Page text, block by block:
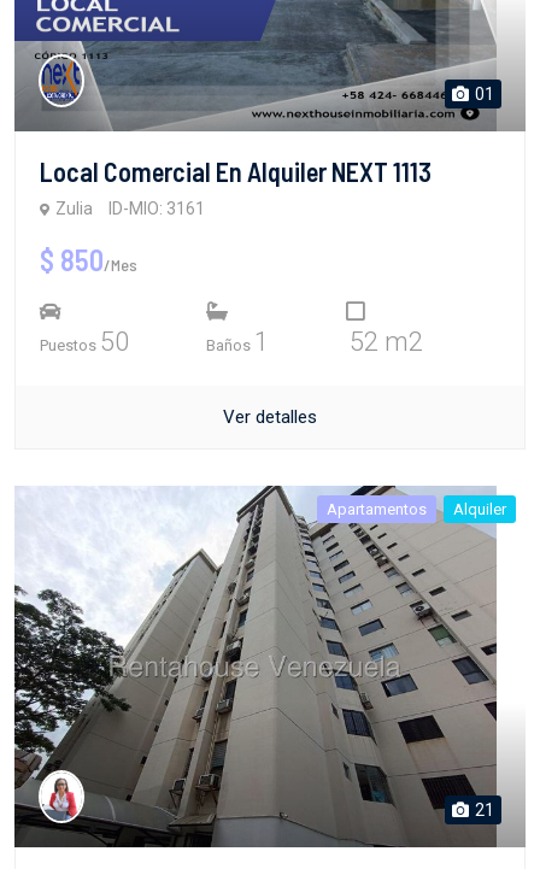
01
Local Comercial En Alquiler NEXT 1113
Zulia ID-MIO: 3161
$ 850/Mes
Puestos 50 Baños 1 52 m2
Ver detalles
Apartamentos Alquiler
21